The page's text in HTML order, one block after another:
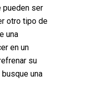
pueden ser
otro tipo de
una
en un
su
una